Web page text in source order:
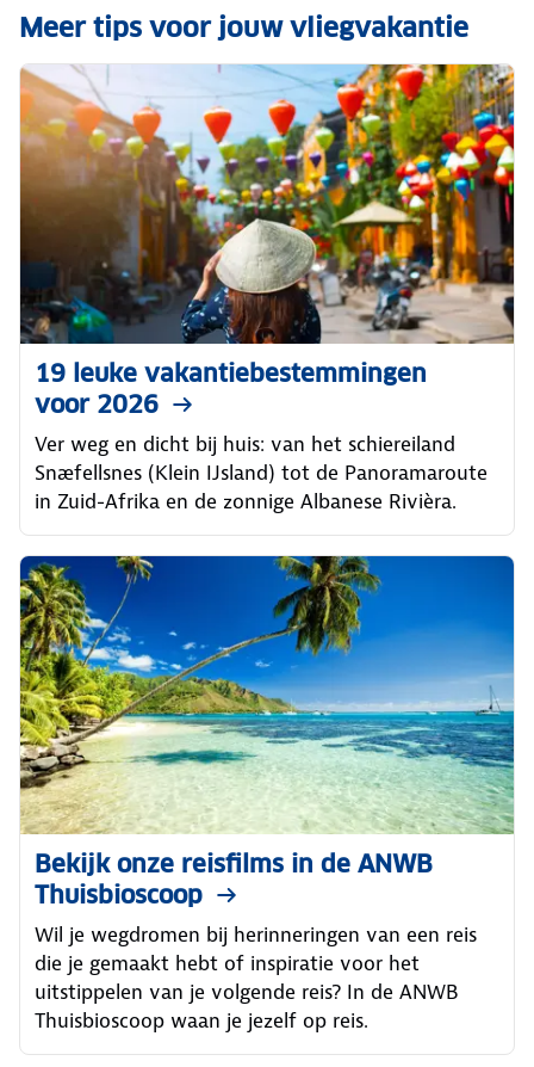
Meer tips voor jouw vliegvakantie
19 leuke vakantiebestemmingen
voor 2026
Ver weg en dicht bij huis: van het schiereiland
Snæfellsnes (Klein IJsland) tot de Panoramaroute
in Zuid-Afrika en de zonnige Albanese Rivièra.
Bekijk onze reisfilms in de ANWB
Thuisbioscoop
Wil je wegdromen bij herinneringen van een reis
die je gemaakt hebt of inspiratie voor het
uitstippelen van je volgende reis? In de ANWB
Thuisbioscoop waan je jezelf op reis.